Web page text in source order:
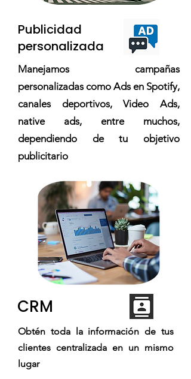
Publicidad
personalizada
Manejamos campañas
personalizadas como Ads en Spotify,
canales deportivos, Video Ads,
native ads, entre muchos,
dependiendo de tu objetivo
publicitario
CRM
Obtén toda la información de tus
clientes centralizada en un mismo
lugar